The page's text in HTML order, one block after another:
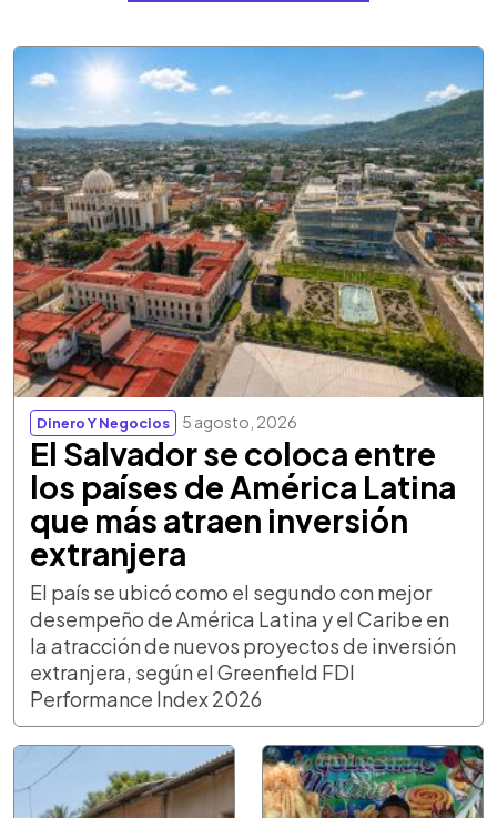
Dinero Y Negocios 5 agosto, 2026
El Salvador se coloca entre
los países de América Latina
que más atraen inversión
extranjera
El país se ubicó como el segundo con mejor
desempeño de América Latina y el Caribe en
la atracción de nuevos proyectos de inversión
extranjera, según el Greenfield FDI
Performance Index 2026